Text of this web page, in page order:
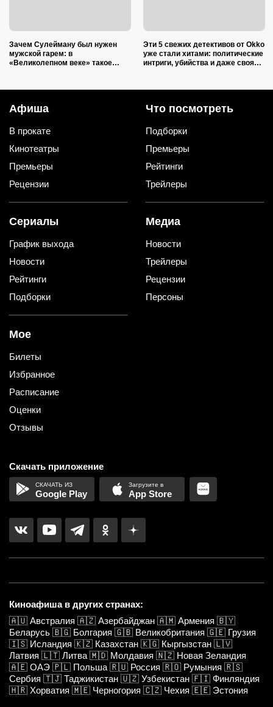
Зачем Сулейману был нужен
мужской гарем: в
«Великолепном веке» такое
Эти 5 свежих детективов от Okko
уже стали хитами: политические
интриги, убийства и даже своя
Афиша
В прокате
Кинотеатры
Премьеры
Рецензии
Что посмотреть
Подборки
Премьеры
Рейтинги
Трейлеры
Сериалы
График выхода
Новости
Рейтинги
Подборки
Медиа
Новости
Трейлеры
Рецензии
Персоны
Мое
Билеты
Избранное
Расписание
Оценки
Отзывы
Скачать приложение
Google Play App Store
Киноафиша в других странах:
🇦🇺 Австралия 🇦🇿 Азербайджан 🇦🇲 Армения 🇧🇾
Беларусь 🇧🇬 Болгария 🇬🇧 Великобритания 🇬🇪 Грузия
🇮🇸 Исландия 🇰🇿 Казахстан 🇰🇬 Кыргызстан 🇱🇻
Латвия 🇱🇹 Литва 🇲🇩 Молдавия 🇳🇿 Новая Зеландия
🇦🇪 ОАЭ 🇵🇱 Польша 🇷🇺 Россия 🇷🇴 Румыния 🇷🇸
Сербия 🇹🇯 Таджикистан 🇺🇿 Узбекистан 🇫🇮 Финляндия
🇭🇷 Хорватия 🇲🇪 Черногория 🇨🇿 Чехия 🇪🇪 Эстония